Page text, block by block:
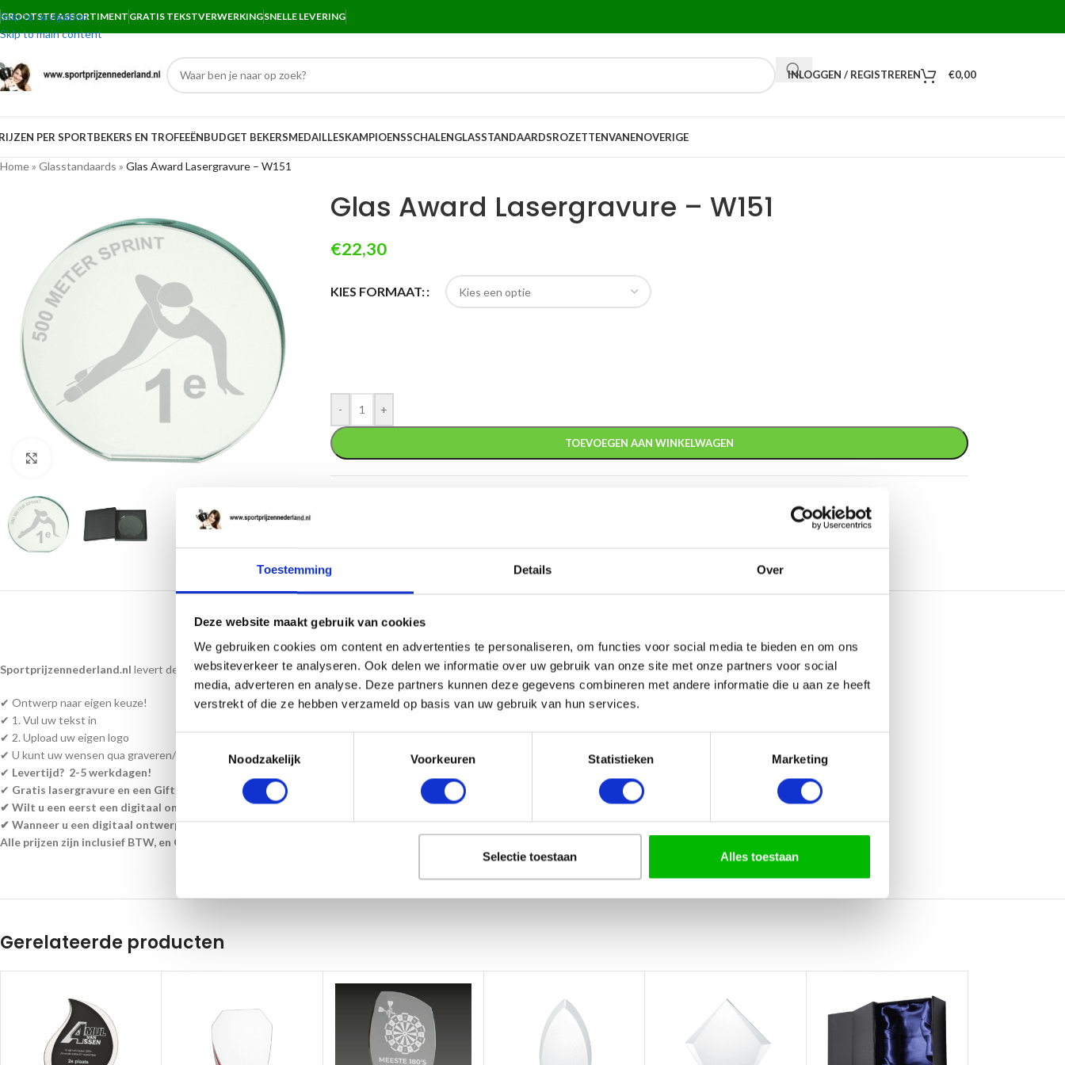
Toestemming Details Over
Deze website maakt gebruik van cookies
We gebruiken cookies om content en advertenties te personaliseren, om functies voor social media te bieden en om ons
websiteverkeer te analyseren. Ook delen we informatie over uw gebruik van onze site met onze partners voor social
media, adverteren en analyse. Deze partners kunnen deze gegevens combineren met andere informatie die u aan ze heeft
verstrekt of die ze hebben verzameld op basis van uw gebruik van hun services.
Noodzakelijk
Voorkeuren Statistieken Marketing
Selectie toestaan Alles toestaan
Skip to navigation
Skip to main content
GROOTSTE ASSORTIMENT GRATIS TEKSTVERWERKINGSNELLE LEVERING
INLOGGEN / REGISTREREN €0,00
PER SPORTBEKERS EN TROFEEËNBUDGET BEKERSMEDAILLESKAMPIOENSSCHALENGLASSTANDAARDSROZETTENVANENOVERIGE
Home» Glasstandaards » Glas Award Lasergravure – W151
Klik om te vergroten
Glas Award Lasergravure – W151
€22,30
KIES FORMAAT:
- +
TOEVOEGEN AAN WINKELWAGEN
BESCHRIJVINGAANVULLENDE INFORMATIE
Sportprijzennederland.nl levert deze glasstandaardsdirect uit voorraad. En kan daardoorsnel geleverdworden!
✔ Ontwerp naar eigen keuze!
✔ 1. Vul uw tekst in
✔ 2. Upload uw eigen logo
✔ U kunt uw wensen qua graveren/ontwerp aangeven bij bestelnotities op de afrekenpagina!
✔ Levertijd? 2-5 werkdagen!
✔ Gratis lasergravure en een Giftbox
✔ Wilt u een eerst een digitaal ontwerp ontvangen? geef dit aan als opmerking bij de bestelnotities op de afrekenpagina!
✔ Wanneer u een digitaal ontwerp wenst te ontvangen, is de levertijd na akkoord ontwerp!
Alle prijzen zijn inclusief BTW, en Glasbewerkingen Giftbox!
Gerelateerde producten